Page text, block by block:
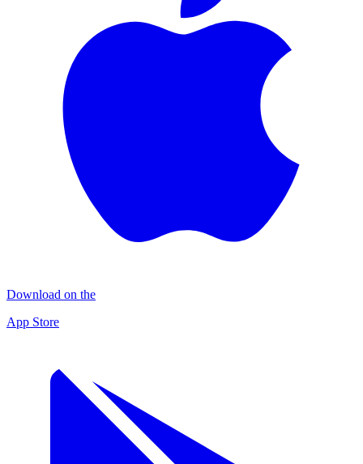
Download on the
App Store